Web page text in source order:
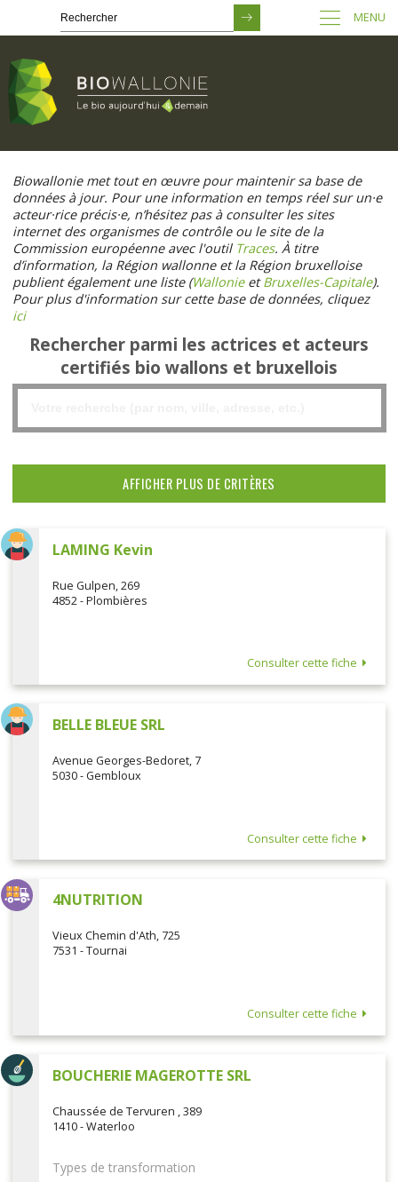
contenu
principal
MENU
Biowallonie met tout en œuvre pour maintenir sa base de
données à jour. Pour une information en temps réel sur un·e
acteur·rice précis·e, n’hésitez pas à consulter les sites
internet des organismes de contrôle ou le site de la
Commission européenne avec l'outil Traces. À titre
d’information, la Région wallonne et la Région bruxelloise
publient également une liste (WallonieetBruxelles-Capitale).
Pour plus d'information sur cette base de données, cliquez
ici
Rechercher parmi les actrices et acteurs
certifiés bio wallons et bruxellois
LAMING Kevin
Rue Gulpen, 269
4852 - Plombières
Consulter cette fiche
BELLE BLEUE SRL
Avenue Georges-Bedoret, 7
5030 - Gembloux
Consulter cette fiche
4NUTRITION
Vieux Chemin d'Ath, 725
7531 - Tournai
Consulter cette fiche
BOUCHERIE MAGEROTTE SRL
Chaussée de Tervuren , 389
1410 - Waterloo
Types de transformation
AFFICHER PLUS DE CRITÈRES